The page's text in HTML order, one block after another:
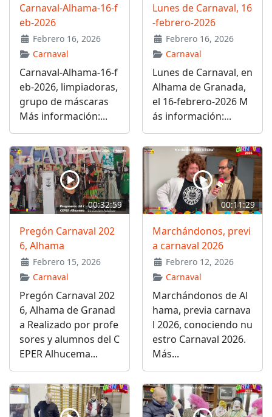
Carnaval-Alhama-16-f
eb-2026
Febrero 16, 2026
Carnaval
Carnaval-Alhama-16-f
eb-2026, limpiadoras,
grupo de máscaras
Más información:...
Lunes de Carnaval, 16
-febrero-2026
Febrero 16, 2026
Carnaval
Lunes de Carnaval, en
Alhama de Granada,
el 16-febrero-2026 M
ás información:...
00:32:59
Pregón Carnaval 202
6, Alhama
Febrero 15, 2026
Carnaval
Pregón Carnaval 202
6, Alhama de Granad
a Realizado por profe
sores y alumnos del C
EPER Alhucema...
00:11:29
Marchándonos, previ
a carnaval 2026
Febrero 12, 2026
Carnaval
Marchándonos de Al
hama, previa carnava
l 2026, conociendo nu
estro Carnaval 2026.
Más...